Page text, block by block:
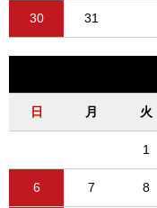
30 31
日 月 火
1
6 7 8